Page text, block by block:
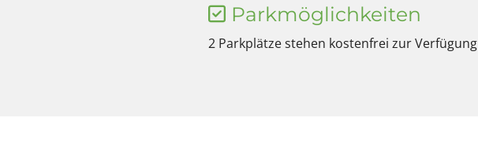
 Parkmöglichkeiten
2 Parkplätze stehen kostenfrei zur Verfügung